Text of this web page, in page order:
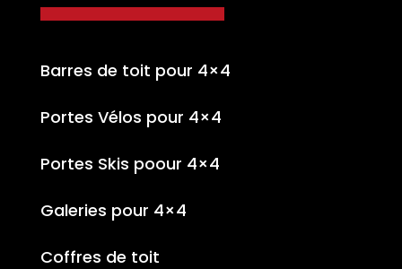
Barres de toit pour 4×4
Portes Vélos pour 4×4
Portes Skis poour 4×4
Galeries pour 4×4
Coffres de toit